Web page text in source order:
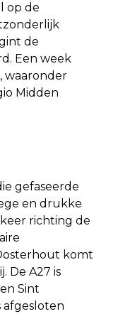
op de
de
Een week
waaronder
Midden
gefaseerde
en drukke
richting de
komt
De A27 is
Sint
afgesloten